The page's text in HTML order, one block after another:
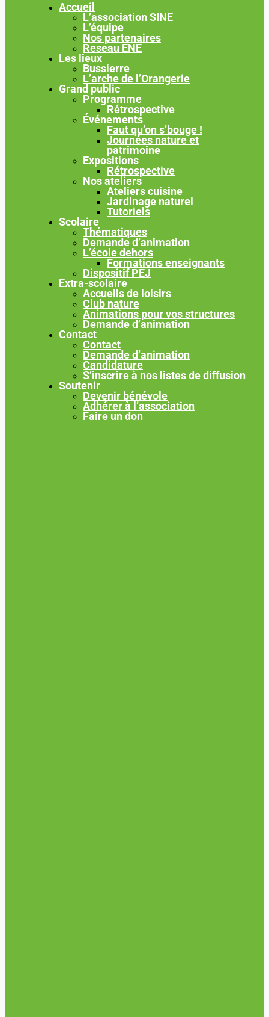
Accueil
L’association SINE
L’équipe
Nos partenaires
Reseau ENE
Les lieux
Bussierre
L’arche de l’Orangerie
Grand public
Programme
Rétrospective
Événements
Faut qu’on s’bouge !
Journées nature et
patrimoine
Expositions
Rétrospective
Nos ateliers
Ateliers cuisine
Jardinage naturel
Tutoriels
Scolaire
Thématiques
Demande d’animation
L’école dehors
Formations enseignants
Dispositif PEJ
Extra-scolaire
Accueils de loisirs
Club nature
Animations pour vos structures
Demande d’animation
Contact
Contact
Demande d’animation
Candidature
S’inscrire à nos listes de diffusion
Soutenir
Devenir bénévole
Adhérer à l’association
Faire un don